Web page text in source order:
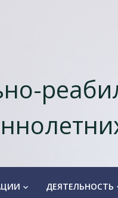
keyboard_arrow_down ДЕЯТЕЛЬНОСТЬ